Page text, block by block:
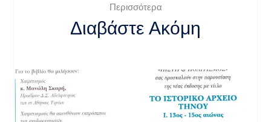
Περισσότερα
Διαβάστε Ακόμη